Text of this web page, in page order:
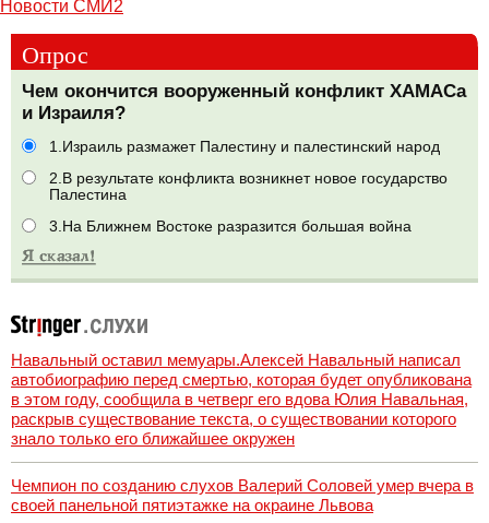
Новости СМИ2
Опрос
Чем окончится вооруженный конфликт ХАМАСа
и Израиля?
1.Израиль размажет Палестину и палестинский народ
2.В результате конфликта возникнет новое государство
Палестина
3.На Ближнем Востоке разразится большая война
Навальный оставил мемуары.Алексей Навальный написал
автобиографию перед смертью, которая будет опубликована
в этом году, сообщила в четверг его вдова Юлия Навальная,
раскрыв существование текста, о существовании которого
знало только его ближайшее окружен
Чемпион по созданию слухов Валерий Соловей умер вчера в
своей панельной пятиэтажке на окраине Львова